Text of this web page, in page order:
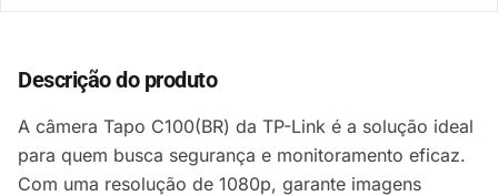
Descrição do produto
A câmera Tapo C100(BR) da TP-Link é a solução ideal
para quem busca segurança e monitoramento eficaz.
Com uma resolução de 1080p, garante imagens